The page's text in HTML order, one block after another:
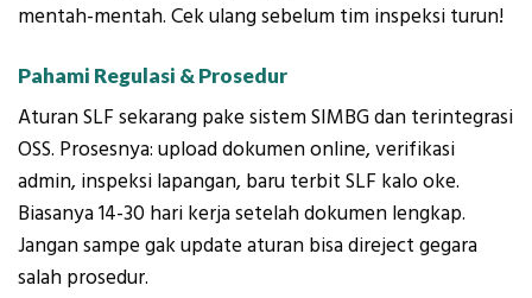
mentah-mentah. Cek ulang sebelum tim inspeksi turun!
Pahami Regulasi & Prosedur
Aturan SLF sekarang pake sistem SIMBG dan terintegrasi
OSS. Prosesnya: upload dokumen online, verifikasi
admin, inspeksi lapangan, baru terbit SLF kalo oke.
Biasanya 14-30 hari kerja setelah dokumen lengkap.
Jangan sampe gak update aturan bisa direject gegara
salah prosedur.